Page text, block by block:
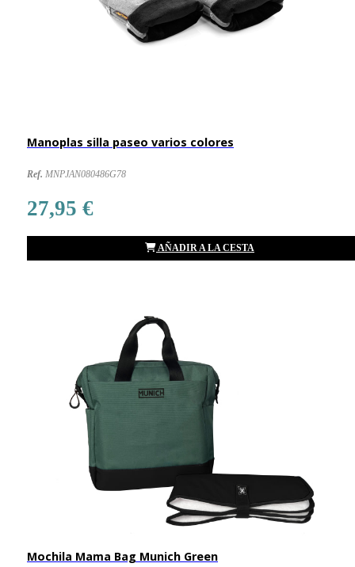
Manoplas silla paseo varios colores
Ref. MNPJAN080486G78
27,95 €
AÑADIR A LA CESTA
Mochila Mama Bag Munich Green